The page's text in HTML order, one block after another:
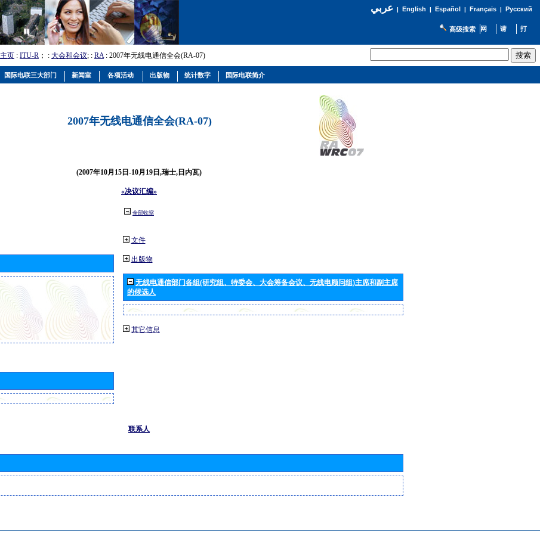
عربي| English | Español | Français| Русский
高级搜索
主页 : ITU-R ； : 大会和会议; : RA: 2007年无线电通信全会(RA-07)
2007年无线电通信全会(RA-07)
(2007年10月15日-10月19日,瑞士,日内瓦)
«决议汇编»
全部收缩
文件
出版物
无线电通信部门各组(研究组、特委会、大会筹备会议、无线电顾问组)主席和副主席
的候选人
其它信息
联系人
国际电联三大部门 新闻室 各项活动 出版物 统计数字 国际电联简介